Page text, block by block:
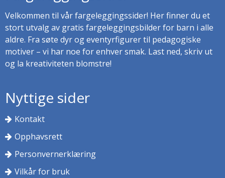
Velkommen til vår fargeleggingssider! Her finner du et
stort utvalg av gratis fargeleggingsbilder for barn i alle
aldre. Fra søte dyr og eventyrfigurer til pedagogiske
motiver – vi har noe for enhver smak. Last ned, skriv ut
og la kreativiteten blomstre!
Nyttige sider
Kontakt
Opphavsrett
Personvernerklæring
Vilkår for bruk